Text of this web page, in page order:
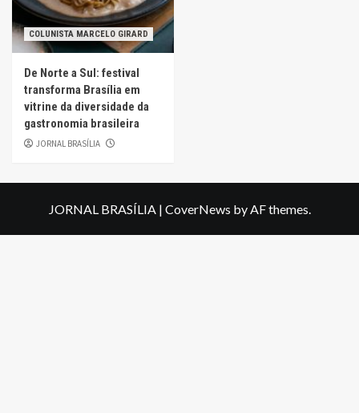
COLUNISTA MARCELO GIRARD
De Norte a Sul: festival
transforma Brasília em
vitrine da diversidade da
gastronomia brasileira
JORNAL BRASÍLIA
JORNAL BRASÍLIA | CoverNews by AF themes.